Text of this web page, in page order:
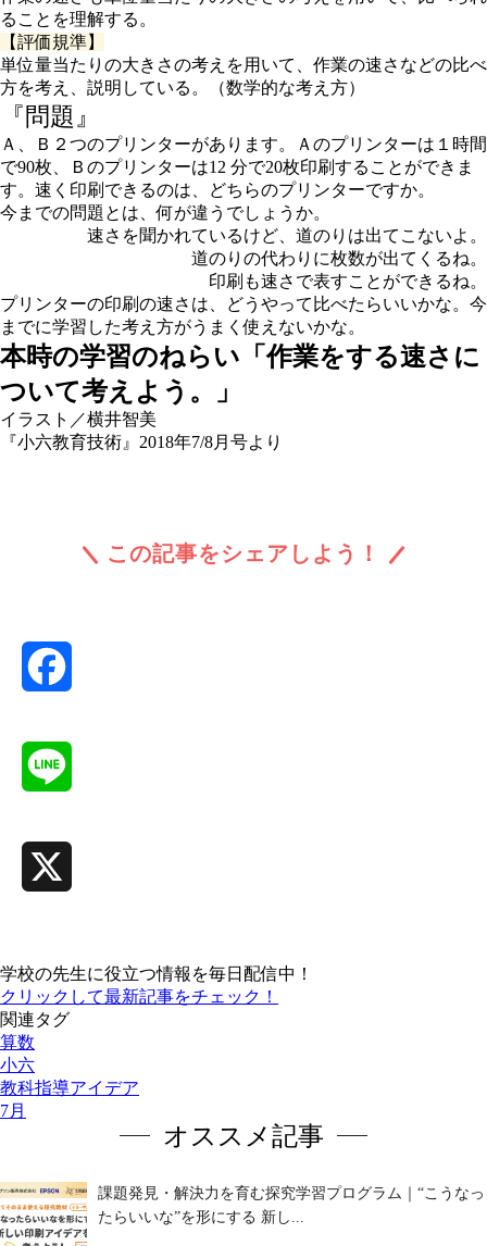
ることを理解する。
【評価規準】
単位量当たりの大きさの考えを用いて、作業の速さなどの比べ
方を考え、説明している。（数学的な考え方）
『問題』
Ａ、Ｂ２つのプリンターがあります。Ａのプリンターは１時間
で90枚、Ｂのプリンターは12 分で20枚印刷することができま
す。速く印刷できるのは、どちらのプリンターですか。
今までの問題とは、何が違うでしょうか。
速さを聞かれているけど、道のりは出てこないよ。
道のりの代わりに枚数が出てくるね。
印刷も速さで表すことができるね。
プリンターの印刷の速さは、どうやって比べたらいいかな。今
までに学習した考え方がうまく使えないかな。
本時の学習のねらい「作業をする速さに
ついて考えよう。」
イラスト／横井智美
『小六教育技術』2018年7/8月号より
この記事をシェアしよう！
学校の先生に役立つ情報を毎日配信中！
クリックして最新記事をチェック！
関連タグ
算数
小六
教科指導アイデア
7月
オススメ記事
課題発見・解決力を育む探究学習プログラム｜“こうなっ
たらいいな”を形にする 新し...